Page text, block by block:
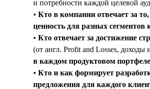
и потребности каждой целевой
• Кто в компании отвечает за
ценность для разных сегментов
• Кто отвечает за достижение
(от англ. Profit and Losses, доходы
в каждом продуктовом
• Кто и как формирует
предложения для каждого